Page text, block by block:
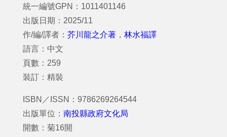
統一編號GPN：1011401146
出版日期：2025/11
作/編/譯者： 芥川龍之介著 ， 林水福譯
語言：中文
頁數：259
裝訂：精裝
ISBN／ISSN：9786269264544
出版單位： 南投縣政府文化局
開數：菊16開